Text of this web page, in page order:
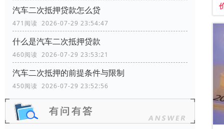
汽车二次抵押贷款怎么贷
471阅读 2026-07-29 23:54:47
什么是汽车二次抵押贷款
460阅读 2026-07-29 23:53:21
汽车二次抵押的前提条件与限制
450阅读 2026-07-29 23:52:56